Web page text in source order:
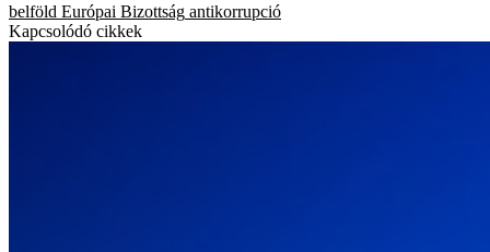
belföld Európai Bizottság antikorrupció
Kapcsolódó cikkek